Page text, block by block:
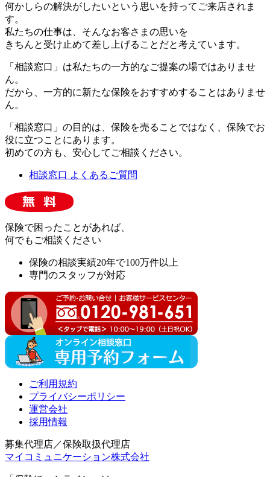
何かしらの解決がしたいという思いを持ってご来店されま
す。
私たちの仕事は、そんなお客さまの思いを
きちんと受け止めて差し上げることだと考えています。
「相談窓口」は私たちの一方的なご提案の場ではありませ
ん。
だから、一方的に新たな保険をおすすめすることはありませ
ん。
「相談窓口」の目的は、保険を売ることではなく、保険でお
役に立つことにあります。
初めての方も、安心してご相談ください。
相談窓口 よくあるご質問
保険で困ったことがあれば、
何でも ご相談ください
保険の相談実績20年で100万件以上
専門のスタッフが対応
ご利用規約
プライバシーポリシー
運営会社
採用情報
募集代理店／保険取扱代理店
マイコミュニケーション株式会社